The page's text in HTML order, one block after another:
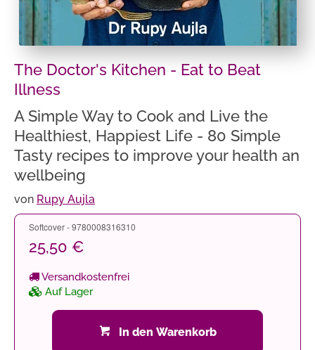
The Doctor's Kitchen - Eat to Beat
Illness
A Simple Way to Cook and Live the
Healthiest, Happiest Life - 80 Simple
Tasty recipes to improve your health an
wellbeing
von Rupy Aujla
Softcover - 9780008316310
25,50 €
Versandkostenfrei
Auf Lager
In den Warenkorb